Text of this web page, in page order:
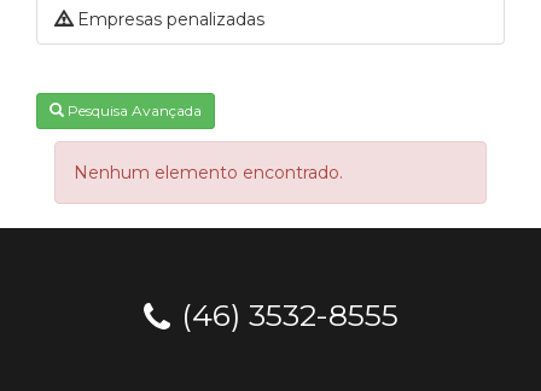
Empresas penalizadas
Pesquisa Avançada
Nenhum elemento encontrado.
(46) 3532-8555